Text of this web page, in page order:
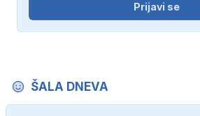
Prijavi se
ŠALA DNEVA